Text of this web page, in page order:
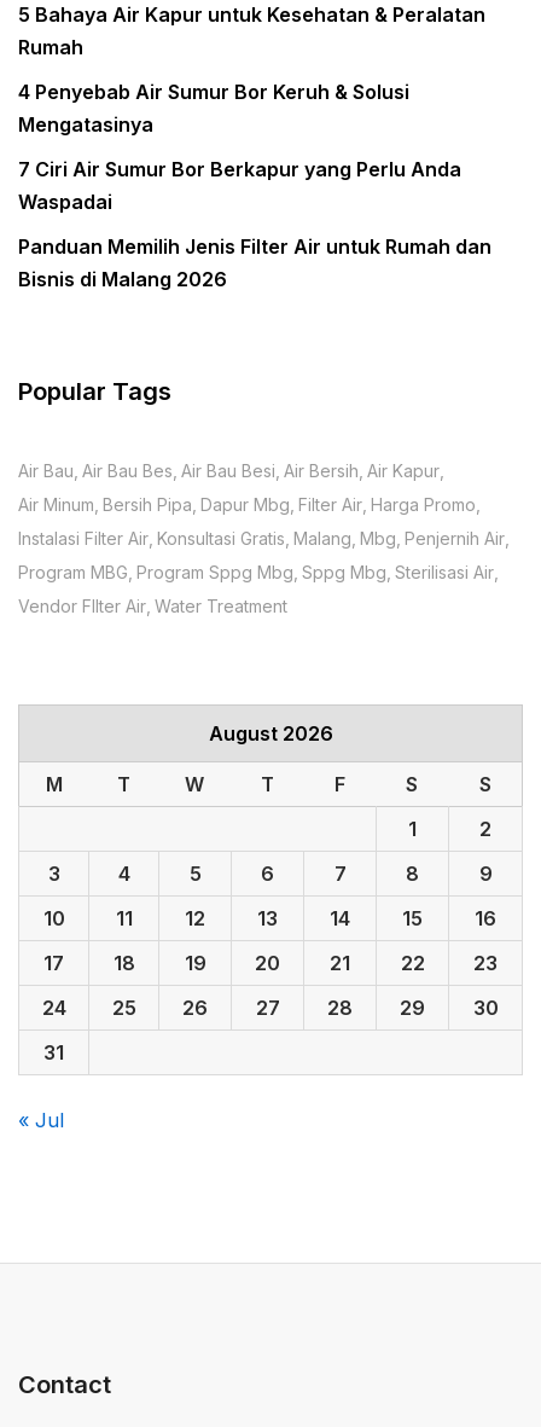
5 Bahaya Air Kapur untuk Kesehatan & Peralatan
Rumah
4 Penyebab Air Sumur Bor Keruh & Solusi
Mengatasinya
7 Ciri Air Sumur Bor Berkapur yang Perlu Anda
Waspadai
Panduan Memilih Jenis Filter Air untuk Rumah dan
Bisnis di Malang 2026
Popular Tags
Air Bau Air Bau Bes Air Bau Besi Air Bersih Air Kapur
Air Minum Bersih Pipa Dapur Mbg Filter Air Harga Promo
Instalasi Filter Air Konsultasi Gratis Malang Mbg Penjernih Air
Program MBG Program Sppg Mbg Sppg Mbg Sterilisasi Air
Vendor FIlter Air Water Treatment
August 2026
M T W T F S
S
1
2
3
4 5 6 7 8
9
10
11 12 13 14 15
16
17
18 19 20 21 22
23
24
25 26 27 28 29
30
31
« Jul
Contact